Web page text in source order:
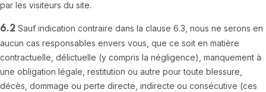
par les visiteurs du site.
6.2 Sauf indication contraire dans la clause 6.3, nous ne serons en
aucun cas responsables envers vous, que ce soit en matière
contractuelle, délictuelle (y compris la négligence), manquement à
une obligation légale, restitution ou autre pour toute blessure,
décès, dommage ou perte directe, indirecte ou consécutive (ces